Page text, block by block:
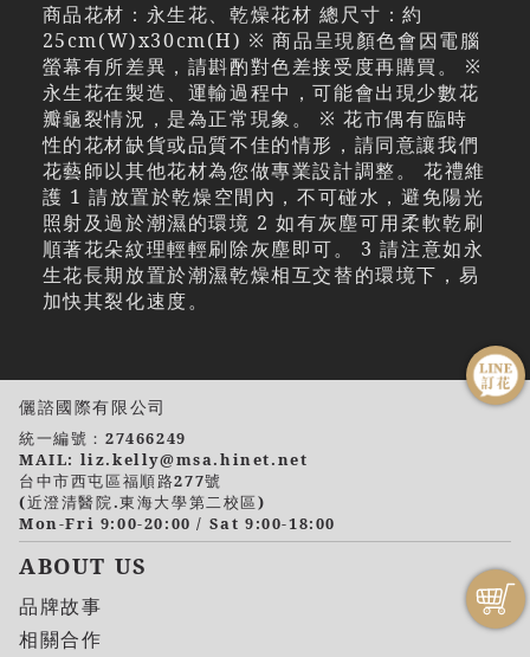
商品花材：永生花、乾燥花材 總尺寸：約
25cm(W)x30cm(H) ※ 商品呈現顏色會因電腦
螢幕有所差異，請斟酌對色差接受度再購買。 ※
永生花在製造、運輸過程中，可能會出現少數花
瓣龜裂情況，是為正常現象。 ※ 花市偶有臨時
性的花材缺貨或品質不佳的情形，請同意讓我們
花藝師以其他花材為您做專業設計調整。 花禮維
護 1 請放置於乾燥空間內，不可碰水，避免陽光
照射及過於潮濕的環境 2 如有灰塵可用柔軟乾刷
順著花朵紋理輕輕刷除灰塵即可。 3 請注意如永
生花長期放置於潮濕乾燥相互交替的環境下，易
加快其裂化速度。
儷諮國際有限公司
統一編號：27466249
MAIL: liz.kelly@msa.hinet.net
台中市西屯區福順路277號
(近澄清醫院.東海大學第二校區)
Mon-Fri 9:00-20:00 / Sat 9:00-18:00
ABOUT US
品牌故事
相關合作